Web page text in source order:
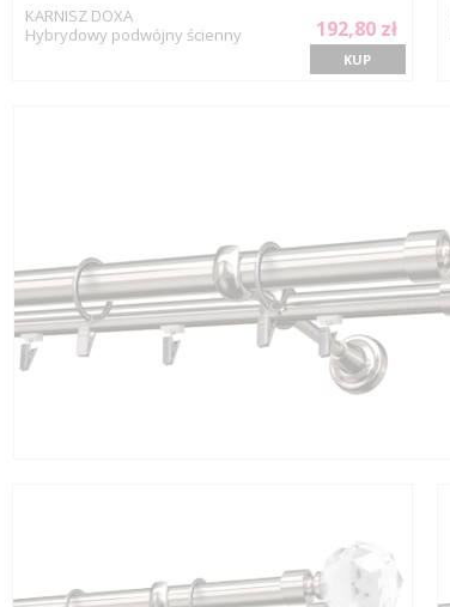
KARNISZ DOXA
Hybrydowy podwójny ścienny
192,80 zł
KUP